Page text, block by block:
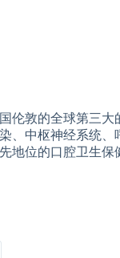
伦敦的全球第三
、中枢神经系统
地位的口腔卫生保